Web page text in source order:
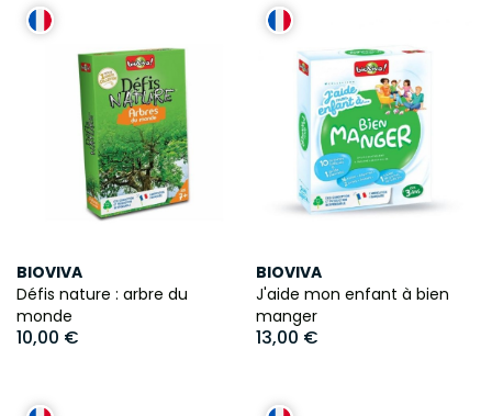
BIOVIVA
Défis nature : arbre du
monde
10,00 €
BIOVIVA
J'aide mon enfant à bien
manger
13,00 €